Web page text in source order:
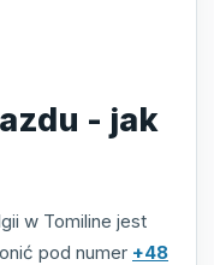
- jak
w Tomiline jest
pod numer +48